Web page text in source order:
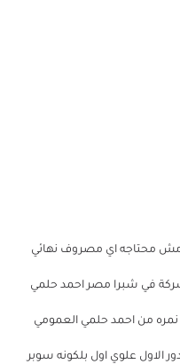
محتاجه اي مصروف نهائي
في شبرا مصر احمد حلمي
ميدان الشيخ رمضان شارع محمد التيري 2 نمره من احمد حلمي العمومي
في الارض شقة 85 متر الدور الاول علوي اول بلكونه سوبر